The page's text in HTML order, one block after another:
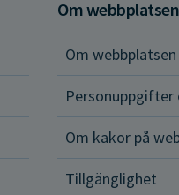
Om webbplatsen
Om webbplatsen
Personuppgifter
Om kakor på
Tillgänglighet